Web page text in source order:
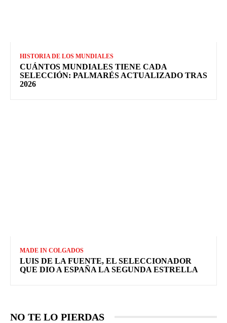
HISTORIA DE LOS MUNDIALES
CUÁNTOS MUNDIALES TIENE CADA
SELECCIÓN: PALMARÉS ACTUALIZADO TRAS
2026
MADE IN COLGADOS
LUIS DE LA FUENTE, EL SELECCIONADOR
QUE DIO A ESPAÑA LA SEGUNDA ESTRELLA
NO TE LO PIERDAS